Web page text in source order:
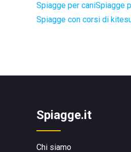
Spiagge per caniSpiagge
Spiagge con corsi di
Spiagge.it
Chi siamo